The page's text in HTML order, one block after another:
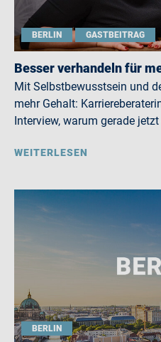
BERLIN GASTBEITRAG
Besser verhandeln für
Mit Selbstbewusstsein und
mehr Gehalt:
Interview, warum gerade
WEITERLESEN
BERLIN